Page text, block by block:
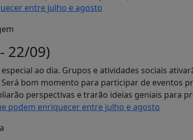
entre julho e agosto
22/09)
ao dia. Grupos e atividades sociais
bom momento para participar de eventos
perspectivas e trarão ideias geniais para
podem enriquecer entre julho e agosto